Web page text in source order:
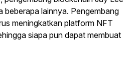
beberapa lainnya. Pengembang
meningkatkan platform NFT
siapa pun dapat membuat